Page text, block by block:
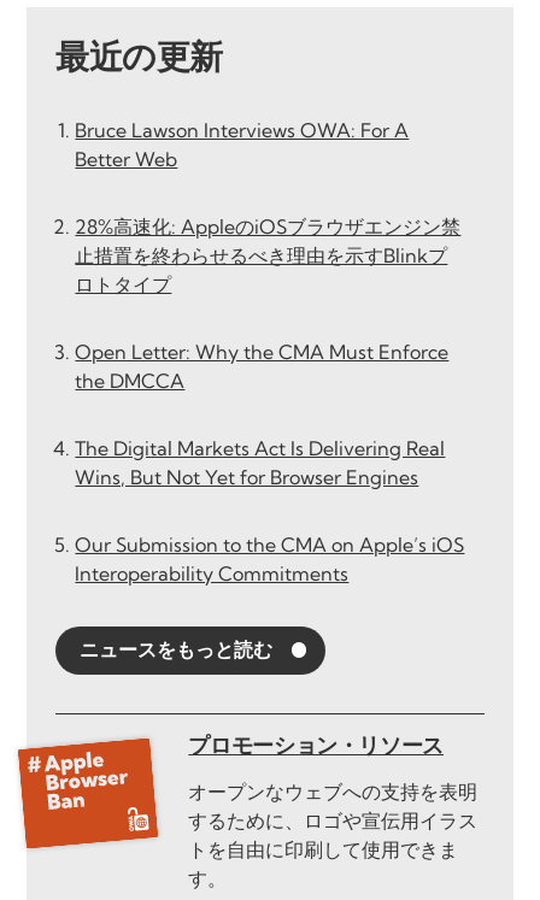
最近の更新
Bruce Lawson Interviews OWA: For A
Better Web
28%高速化: AppleのiOSブラウザエンジン禁
止措置を終わらせるべき理由を示すBlinkプ
ロトタイプ
Open Letter: Why the CMA Must Enforce
the DMCCA
The Digital Markets Act Is Delivering Real
Wins, But Not Yet for Browser Engines
Our Submission to the CMA on Apple’s iOS
Interoperability Commitments
ニュースをもっと読む
プロモーション・リソース
オープンなウェブへの支持を表明
するために、ロゴや宣伝用イラス
トを自由に印刷して使用できま
す。